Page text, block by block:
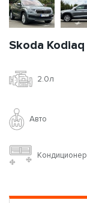
Skoda Kodiaq
2.0л
Авто
Кондиционер